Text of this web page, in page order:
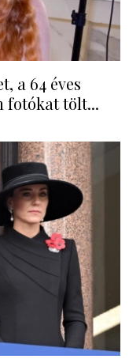
a 64 éves
fotókat tölt...